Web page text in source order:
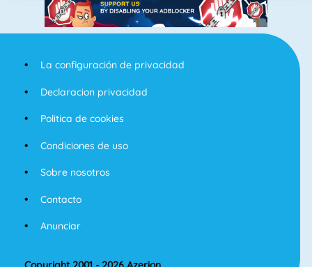
La configuración de privacidad
Declaracion privacidad
Politica de cookies
Condiciones de uso
Sobre nosotros
Contacto
Anunciar